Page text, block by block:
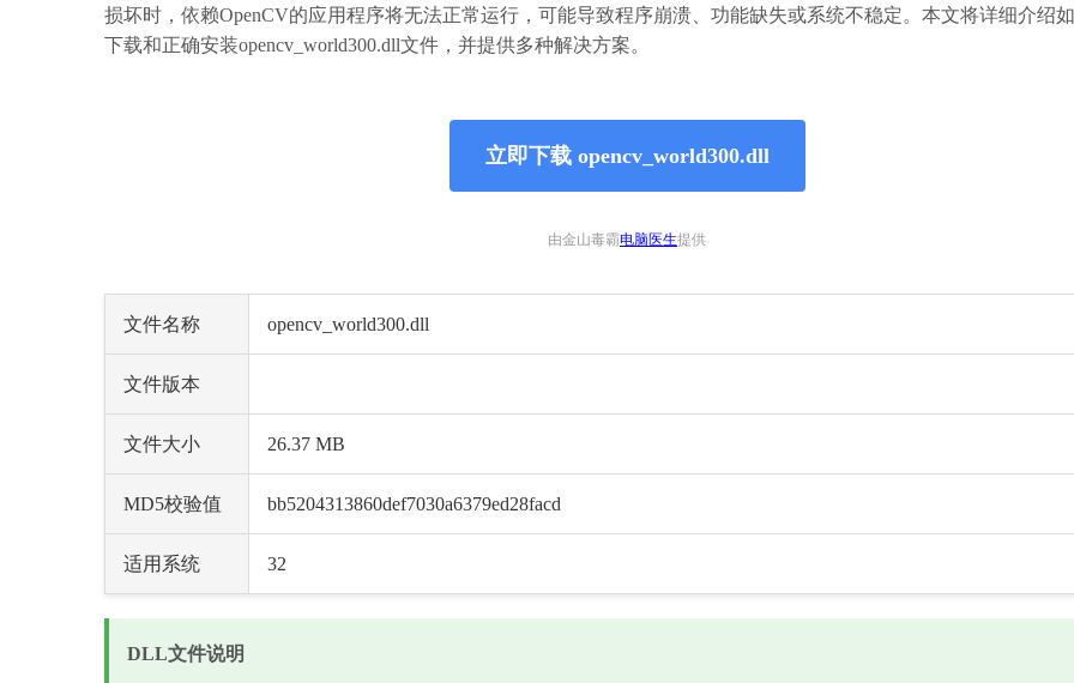
损坏时，依赖OpenCV的应用程序将无法正常运行，可能导致程序崩溃、功能缺失或系统不稳定。本文将详细介绍
下载和正确安装opencv_world300.dll文件，并提供多种解决方案。
立即下载 opencv_world300.dll
由金山毒霸电脑医生提供
文件名称 opencv_world300.dll
文件版本
文件大小 26.37 MB
MD5校验值 bb5204313860def7030a6379ed28facd
适用系统 32
DLL文件说明